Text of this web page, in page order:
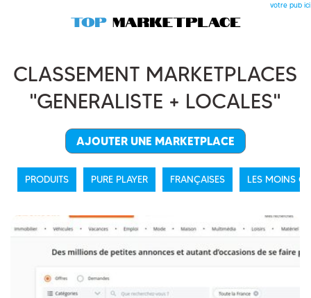
votre pub ici
CLASSEMENT MARKETPLACES
"GENERALISTE + LOCALES"
AJOUTER UNE MARKETPLACE
PRODUITS PURE PLAYER FRANÇAISES LES MOINS